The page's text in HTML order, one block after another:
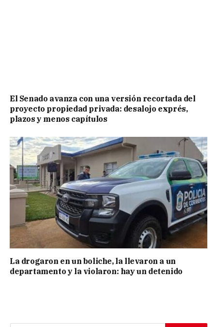
El Senado avanza con una versión recortada del
proyecto propiedad privada: desalojo exprés,
plazos y menos capítulos
La drogaron en un boliche, la llevaron a un
departamento y la violaron: hay un detenido